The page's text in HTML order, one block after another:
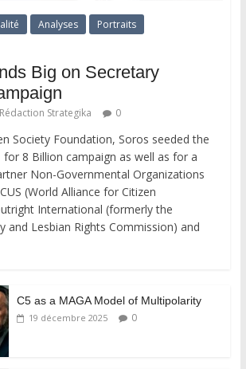
Analyses
Portraits
Big on Secretary
Rédaction Strategika 0
Society Foundation, Soros seeded the
8 Billion campaign as well as for a
Non-Governmental Organizations
(World Alliance for Citizen
International (formerly the
and Lesbian Rights Commission) and
C5 as a MAGA Model of Multipolarity
19 décembre 2025 0